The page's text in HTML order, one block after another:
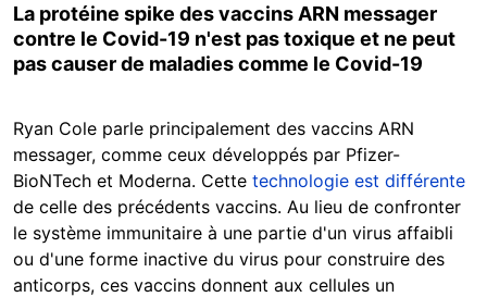
La protéine spike des vaccins ARN messager
contre le Covid-19 n'est pas toxique et ne peut
pas causer de maladies comme le Covid-19
Ryan Cole parle principalement des vaccins ARN
messager, comme ceux développés par Pfizer-
BioNTech et Moderna. Cette technologie est différente
de celle des précédents vaccins. Au lieu de confronter
le système immunitaire à une partie d'un virus affaibli
ou d'une forme inactive du virus pour construire des
anticorps, ces vaccins donnent aux cellules un